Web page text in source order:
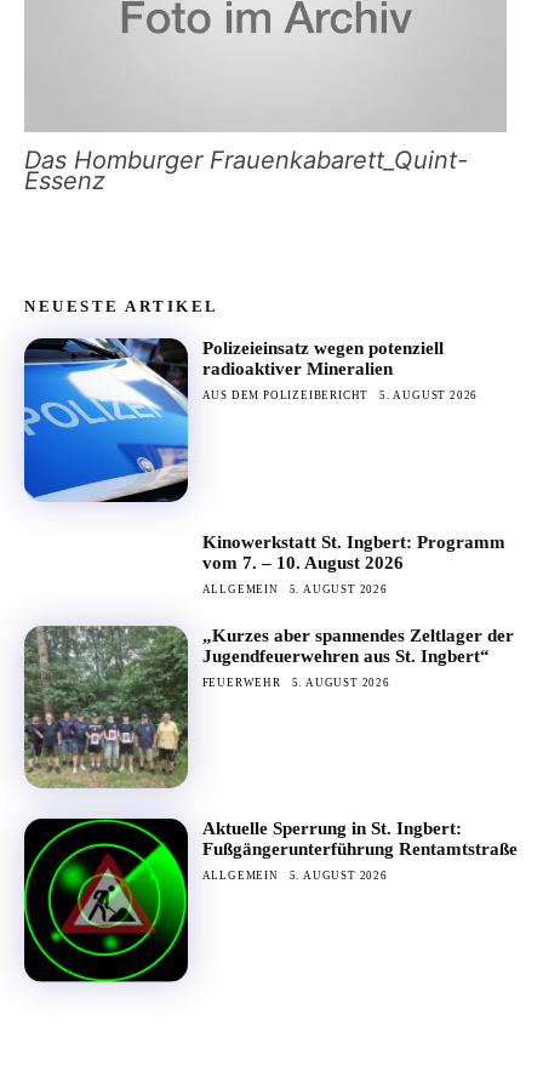
Das Homburger Frauenkabarett_Quint-
Essenz
NEUESTE ARTIKEL
Polizeieinsatz wegen potenziell
radioaktiver Mineralien
AUS DEM POLIZEIBERICHT 5. AUGUST 2026
Kinowerkstatt St. Ingbert: Programm
vom 7. – 10. August 2026
ALLGEMEIN 5. AUGUST 2026
„Kurzes aber spannendes Zeltlager der
Jugendfeuerwehren aus St. Ingbert“
FEUERWEHR 5. AUGUST 2026
Aktuelle Sperrung in St. Ingbert:
Fußgängerunterführung Rentamtstraße
ALLGEMEIN 5. AUGUST 2026